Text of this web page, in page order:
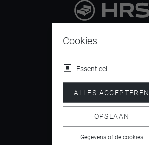
4.5
Cookies
Essentieel
ALLES ACCEPTEREN
OPSLAAN
Gegevens of de cookies